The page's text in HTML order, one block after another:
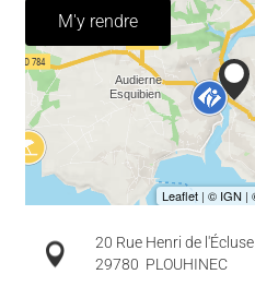
M'y rendre
20 Rue Henri de l'Écluse
29780 PLOUHINEC